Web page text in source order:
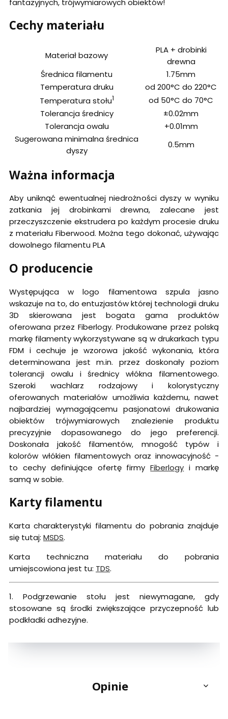
Cechy materiału
Materiał bazowy
PLA + drobinki
drewna
Średnica filamentu
1.75mm
Temperatura druku
od 200°C do 220°C
Temperatura stołu1
od 50°C do 70°C
Tolerancja średnicy
±0.02mm
Tolerancja owalu
+0.01mm
Sugerowana minimalna średnica
dyszy
0.5mm
Ważna informacja
Aby uniknąć ewentualnej niedrożności dyszy w wyniku
zatkania jej drobinkami drewna, zalecane jest
przeczyszczenie ekstrudera po każdym procesie druku
z materiału Fiberwood. Można tego dokonać, używając
dowolnego filamentu PLA
O producencie
Występująca w logo filamentowa szpula jasno
wskazuje na to, do entuzjastów której technologii druku
3D skierowana jest bogata gama produktów
oferowana przez Fiberlogy. Produkowane przez polską
markę filamenty wykorzystywane są w drukarkach typu
FDM i cechuje je wzorowa jakość wykonania, która
determinowana jest m.in. przez doskonały poziom
tolerancji owalu i średnicy włókna filamentowego.
Szeroki wachlarz rodzajowy i kolorystyczny
oferowanych materiałów umożliwia każdemu, nawet
najbardziej wymagającemu pasjonatowi drukowania
obiektów trójwymiarowych znalezienie produktu
precyzyjnie dopasowanego do jego preferencji.
Doskonała jakość filamentów, mnogość typów i
kolorów włókien filamentowych oraz innowacyjność -
to cechy definiujące ofertę firmyFiberlogy i markę
samą w sobie.
Karty filamentu
Karta charakterystyki filamentu do pobrania znajduje
się tutaj: MSDS.
Karta techniczna materiału do pobrania
umiejscowiona jest tu: TDS.
1. Podgrzewanie stołu jest niewymagane, gdy
stosowane są środki zwiększające przyczepność lub
podkładki adhezyjne.
Opinie